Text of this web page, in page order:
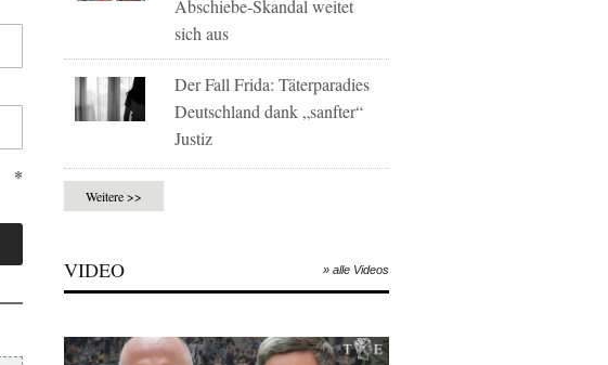
Abschiebe-Skandal weitet
sich aus
Der Fall Frida: Täterparadies
Deutschland dank „sanfter“
Justiz
Weitere >>
VIDEO » alle Videos